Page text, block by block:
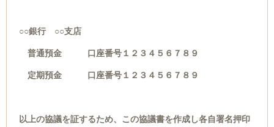
○○銀行 ○○支店
普通預金 口座番号１２３４５６７８９
定期預金 口座番号１２３４５６７８９
以上の協議を証するため、この協議書を作成し各自署名押印